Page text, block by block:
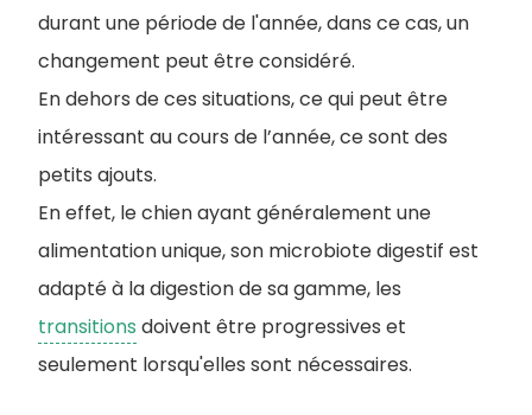
durant une période de l'année, dans ce cas, un
changement peut être considéré.
En dehors de ces situations, ce qui peut être
intéressant au cours de l’année, ce sont des
petits ajouts.
En effet, le chien ayant généralement une
alimentation unique, son microbiote digestif est
adapté à la digestion de sa gamme, les
transitions doivent être progressives et
seulement lorsqu'elles sont nécessaires.